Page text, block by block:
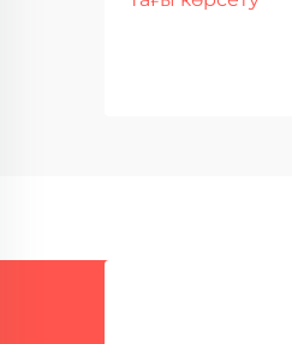
негізінен